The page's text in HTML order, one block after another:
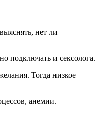
нет ли
подключать и сексолога.
Тогда низкое
анемии.